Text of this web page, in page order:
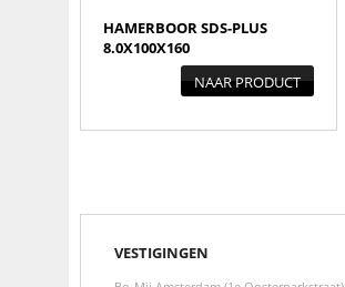
HAMERBOOR SDS-PLUS
8.0X100X160
NAAR PRODUCT
VESTIGINGEN